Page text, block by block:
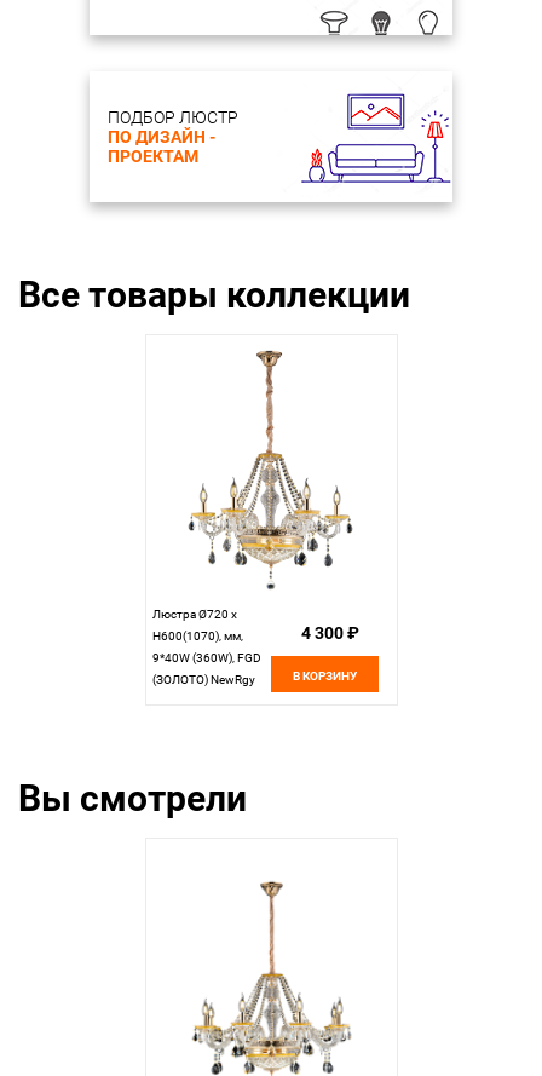
ПОДБОР ЛЮСТР
ПО ДИЗАЙН -
ПРОЕКТАМ
Все товары коллекции
Люстра Ø720 x
H600(1070), мм,
9*40W (360W), FGD
(ЗОЛОТО) NewRgy
4 300 ₽
В КОРЗИНУ
Вы смотрели